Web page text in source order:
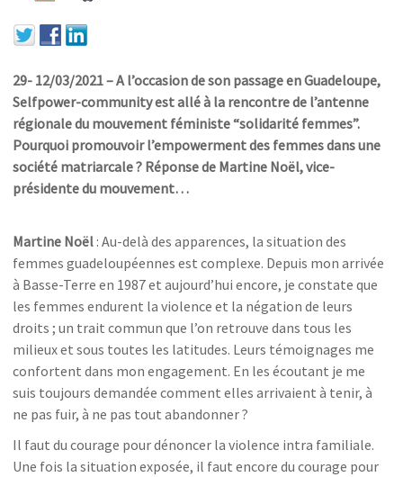
29- 12/03/2021 – A l’occasion de son passage en Guadeloupe,
Selfpower-community est allé à la rencontre de l’antenne
régionale du mouvement féministe “solidarité femmes”.
Pourquoi promouvoir l’empowerment des femmes dans une
société matriarcale ? Réponse de Martine Noël, vice-
présidente du mouvement…
Martine Noël : Au-delà des apparences, la situation des
femmes guadeloupéennes est complexe. Depuis mon arrivée
à Basse-Terre en 1987 et aujourd’hui encore, je constate que
les femmes endurent la violence et la négation de leurs
droits ; un trait commun que l’on retrouve dans tous les
milieux et sous toutes les latitudes. Leurs témoignages me
confortent dans mon engagement. En les écoutant je me
suis toujours demandée comment elles arrivaient à tenir, à
ne pas fuir, à ne pas tout abandonner ?
Il faut du courage pour dénoncer la violence intra familiale.
Une fois la situation exposée, il faut encore du courage pour